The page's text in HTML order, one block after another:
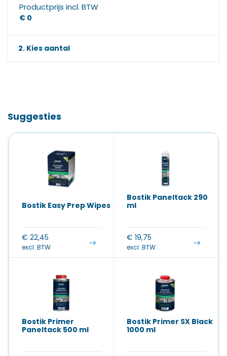
Productprijs incl. BTW
€ 0
2. Kies aantal
Suggesties
Bostik Easy Prep Wipes
€ 22,45
excl. BTW
Bostik Paneltack 290
ml
€ 19,75
excl. BTW
Bostik Primer
Paneltack 500 ml
Bostik Primer SX Black
1000 ml